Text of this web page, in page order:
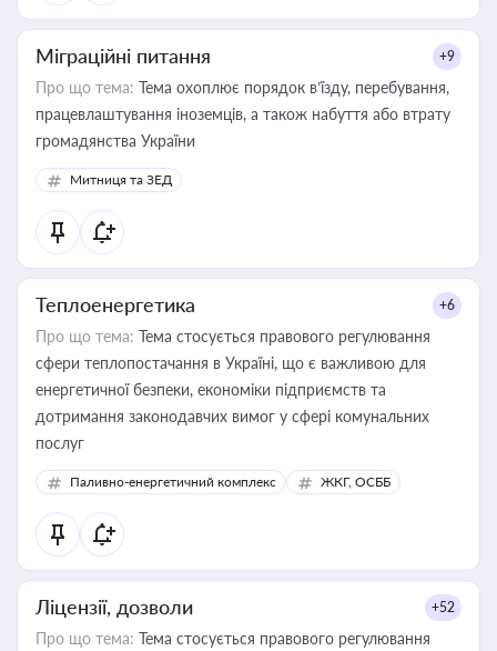
Міграційні питання +9
Про що тема: Тема охоплює порядок в’їзду, перебування,
працевлаштування іноземців, а також набуття або втрату
громадянства України
Митниця та ЗЕД
Теплоенергетика +6
Про що тема: Тема стосується правового регулювання
сфери теплопостачання в Україні, що є важливою для
енергетичної безпеки, економіки підприємств та
дотримання законодавчих вимог у сфері комунальних
послуг
Паливно-енергетичний комплекс ЖКГ, ОСББ
Ліцензії, дозволи +52
Про що тема: Тема стосується правового регулювання